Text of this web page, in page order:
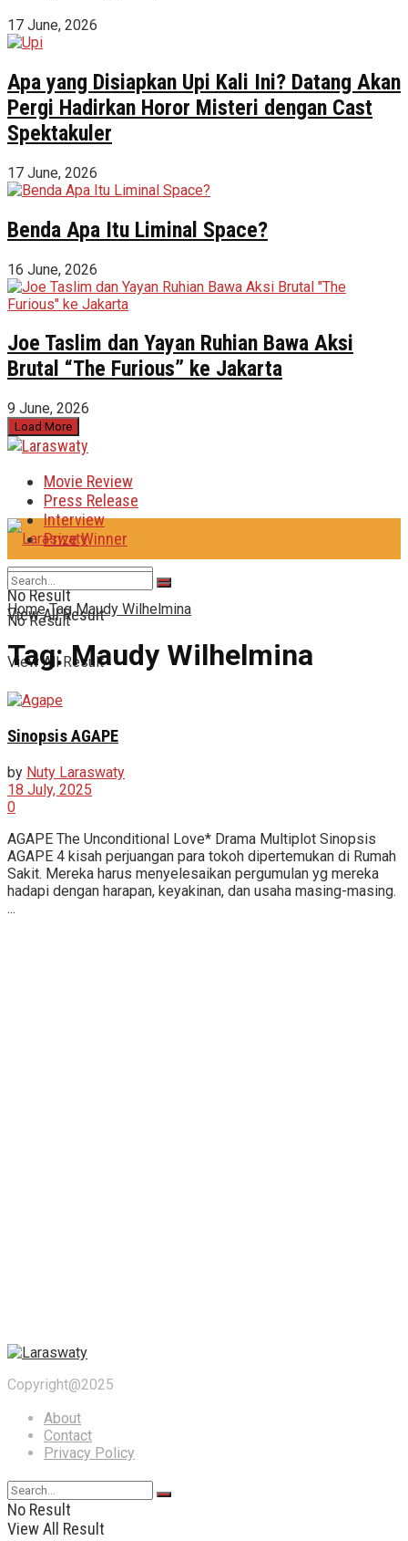
17 June, 2026
Apa yang Disiapkan Upi Kali Ini? Datang Akan
Pergi Hadirkan Horor Misteri dengan Cast
Spektakuler
17 June, 2026
Benda Apa Itu Liminal Space?
16 June, 2026
Joe Taslim dan Yayan Ruhian Bawa Aksi
Brutal “The Furious” ke Jakarta
9 June, 2026
Load More
Movie Review
Press Release
Interview
Prize Winner
No Result
View All Result
No Result
View All Result
Home Tag Maudy Wilhelmina
Tag:Maudy Wilhelmina
Sinopsis AGAPE
by Nuty Laraswaty
18 July, 2025
0
AGAPE The Unconditional Love* Drama Multiplot Sinopsis
AGAPE 4 kisah perjuangan para tokoh dipertemukan di Rumah
Sakit. Mereka harus menyelesaikan pergumulan yg mereka
hadapi dengan harapan, keyakinan, dan usaha masing-masing.
...
Copyright@2025
About
Contact
Privacy Policy
No Result
View All Result